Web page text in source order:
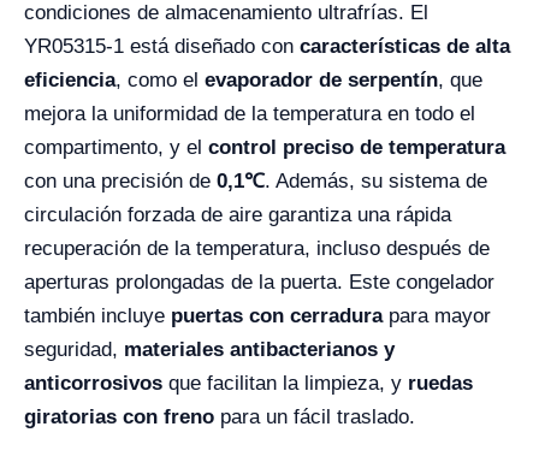
condiciones de almacenamiento ultrafrías. El
YR05315-1 está diseñado con características de alta
eficiencia, como el evaporador de serpentín, que
mejora la uniformidad de la temperatura en todo el
compartimento, y el control preciso de temperatura
con una precisión de 0,1℃. Además, su sistema de
circulación forzada de aire garantiza una rápida
recuperación de la temperatura, incluso después de
aperturas prolongadas de la puerta. Este congelador
también incluye puertas con cerradurapara mayor
seguridad, materiales antibacterianos y
anticorrosivos que facilitan la limpieza, y ruedas
giratorias con freno para un fácil traslado.